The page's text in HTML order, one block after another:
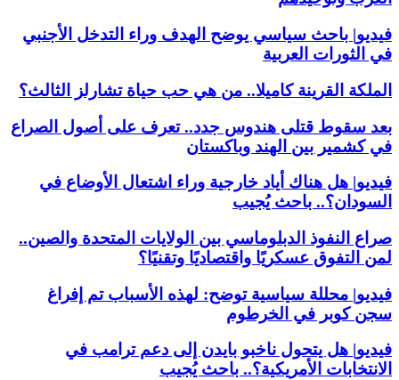
فيديو| باحث سياسي يوضح الهدف وراء التدخل الأجنبي
في الثورات العربية
الملكة القرينة كاميلا.. من هي حب حياة تشارلز الثالث؟
بعد سقوط قتلى هندوس جدد.. تعرف على أصول الصراع
في كشمير بين الهند وباكستان
فيديو| هل هناك أياد خارجية وراء اشتعال الأوضاع في
السودان؟.. باحث يُجيب
صراع النفوذ الدبلوماسي بين الولايات المتحدة والصين..
لمن التفوق عسكريًا واقتصاديًا وتقنيًا؟
فيديو| محللة سياسية توضح: لهذه الأسباب تم إفراغ
سجن كوبر في الخرطوم
فيديو| هل يتحول ناخبو بايدن إلى دعم ترامب في
الانتخابات الأمريكية؟.. باحث يُجيب